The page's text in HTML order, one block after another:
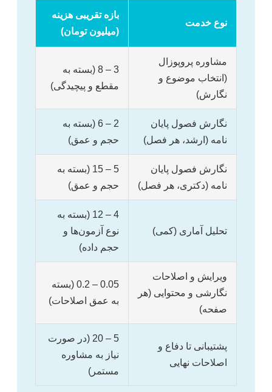
نوع خدمت
بازه تقریبی هزینه
(میلیون تومان)
مشاوره پروپوزال
(انتخاب موضوع و
نگارش)
3 – 8 (بسته به
مقطع و پیچیدگی)
نگارش فصول پایان
نامه (ارشد، هر فصل)
2 – 6 (بسته به
حجم و عمق)
نگارش فصول پایان
نامه (دکتری، هر فصل)
5 – 15 (بسته به
حجم و عمق)
تحلیل آماری (کمی)
4 – 12 (بسته به
نوع آزمون‌ها و
حجم داده)
ویرایش و اصلاحات
نگارشی و محتوایی (هر
صفحه)
0.05 – 0.2 (بسته
به عمق اصلاحات)
پشتیبانی تا دفاع و
اصلاحات نهایی
5 – 20 (در صورت
نیاز به مشاوره
مستمر)